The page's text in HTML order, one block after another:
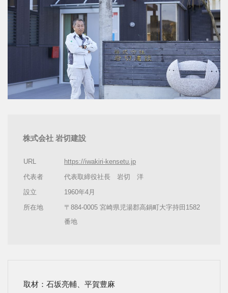
株式会社 岩切建設
URL
https://iwakiri-kensetu.jp
代表者
代表取締役社長 岩切 洋
設立
1960年4月
所在地
〒884-0005 宮崎県児湯郡高鍋町大字持田1582
番地
取材：石坂亮輔、平賀豊麻